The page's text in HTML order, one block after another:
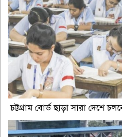
চট্টগ্রাম বোর্ড ছাড়া সারা দেশে